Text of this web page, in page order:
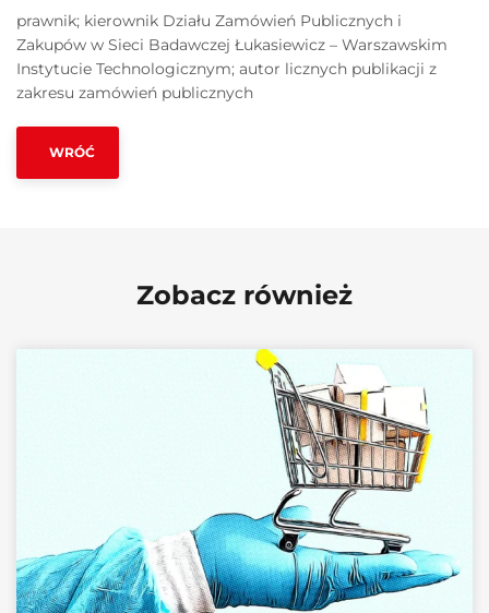
prawnik; kierownik Działu Zamówień Publicznych i
Zakupów w Sieci Badawczej Łukasiewicz – Warszawskim
Instytucie Technologicznym; autor licznych publikacji z
zakresu zamówień publicznych
WRÓĆ
Zobacz również